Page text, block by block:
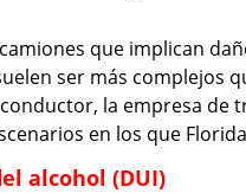
que implican
ser más complejos
la empresa
en los que
alcohol (DUI)